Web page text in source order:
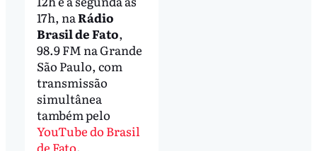
17h, naRádio
Brasil de Fato,
98.9 FM na Grande
São Paulo, com
transmissão
simultânea
também pelo
YouTube do Brasil
de Fato.